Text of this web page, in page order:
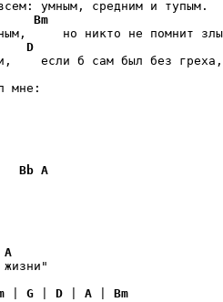
Bm
D
если б сам был без греха,
мне:
Bb A
A
жизни"
G D A
Bm